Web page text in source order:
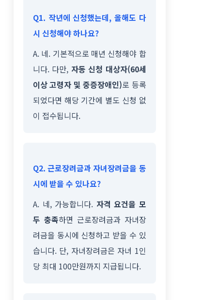
Q1. 작년에 신청했는데, 올해도 다
시 신청해야 하나요?
A. 네. 기본적으로 매년 신청해야 합
니다. 다만, 자동 신청 대상자(60세
이상 고령자 및 중증장애인)로 등록
되었다면 해당 기간에 별도 신청 없
이 접수됩니다.
Q2. 근로장려금과 자녀장려금을 동
시에 받을 수 있나요?
A. 네, 가능합니다. 자격 요건을 모
두 충족하면 근로장려금과 자녀장
려금을 동시에 신청하고 받을 수 있
습니다. 단, 자녀장려금은 자녀 1인
당 최대 100만원까지 지급됩니다.